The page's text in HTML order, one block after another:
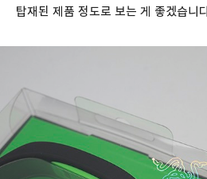
탑재된 제품 정도로 보는 게 좋겠습니